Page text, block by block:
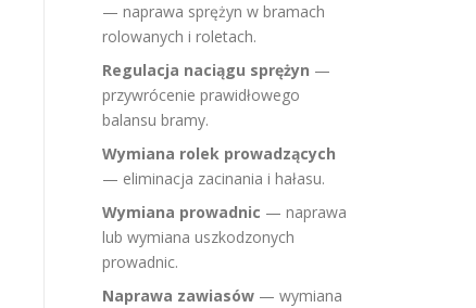
— naprawa sprężyn w bramach
rolowanych i roletach.
Regulacja naciągu sprężyn —
przywrócenie prawidłowego
balansu bramy.
Wymiana rolek prowadzących
— eliminacja zacinania i hałasu.
Wymiana prowadnic — naprawa
lub wymiana uszkodzonych
prowadnic.
Naprawa zawiasów — wymiana